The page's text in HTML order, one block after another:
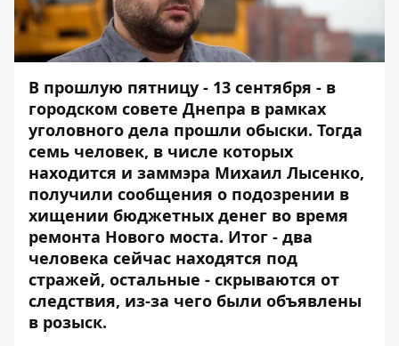
В прошлую пятницу - 13 сентября - в
городском совете Днепра в рамках
уголовного дела прошли обыски. Тогда
семь человек, в числе которых
находится и заммэра Михаил Лысенко,
получили сообщения о подозрении в
хищении бюджетных денег во время
ремонта Нового моста. Итог - два
человека сейчас находятся под
стражей, остальные - скрываются от
следствия, из-за чего были объявлены
в розыск.